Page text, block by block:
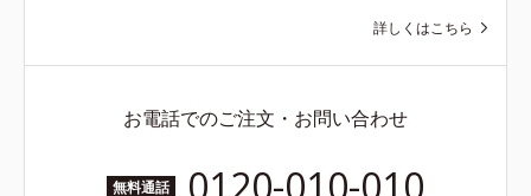
詳しくはこちら
お電話でのご注文・お問い合わせ
無料通話